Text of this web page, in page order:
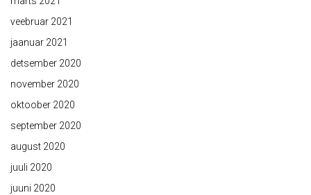
veebruar 2021
jaanuar 2021
detsember 2020
november 2020
oktoober 2020
september 2020
august 2020
juuli 2020
juuni 2020